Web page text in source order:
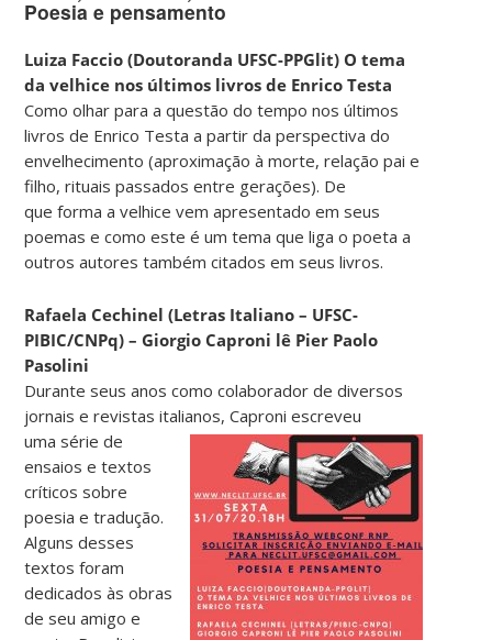
Poesia e pensamento
Luiza Faccio (Doutoranda UFSC-PPGlit) O tema
da velhice nos últimos livros de Enrico Testa
Como olhar para a questão do tempo nos últimos
livros de Enrico Testa a partir da perspectiva do
envelhecimento (aproximação à morte, relação pai e
filho, rituais passados entre gerações). De
que forma a velhice vem apresentado em seus
poemas e como este é um tema que liga o poeta a
outros autores também citados em seus livros.
Rafaela Cechinel (Letras Italiano – UFSC-
PIBIC/CNPq) – Giorgio Caproni lê Pier Paolo
Pasolini
Durante seus anos como colaborador de diversos
jornais e revistas italianos, Caproni escreveu
uma série de
ensaios e textos
críticos sobre
poesia e tradução.
Alguns desses
textos foram
dedicados às obras
de seu amigo e